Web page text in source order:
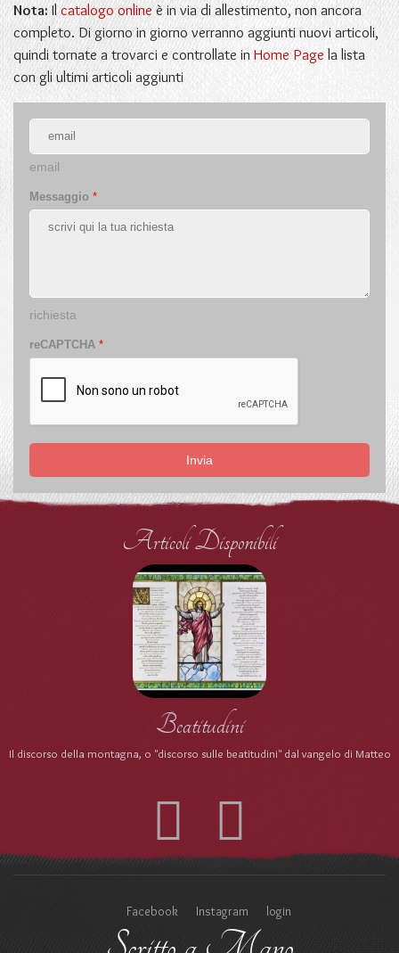
Nota:Il catalogo onlineè in via di allestimento, non ancora
completo. Di giorno in giorno verranno aggiunti nuovi articoli,
quindi tornate a trovarci e controllate in Home Page la lista
con gli ultimi articoli aggiunti
email
Messaggio *
richiesta
reCAPTCHA *
Invia
Articoli Disponibili
Beatitudini
Il discorso della montagna, o "discorso sulle beatitudini" dal vangelo di Matteo
Facebook Instagram login